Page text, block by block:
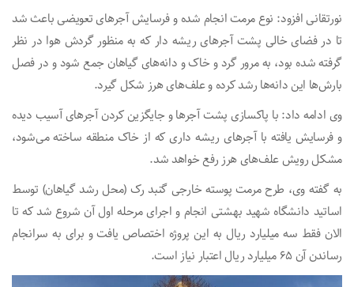
نورتقانی افزود: نوع مرمت انجام شده و فرسایش آجرهای تعویضی باعث شد
تا در فضای خالی پشت آجرهای ریشه دار که به منظور گردش هوا در نظر
گرفته شده بود، به مرور گرد و خاک و دانه‌های گیاهان جمع شود و در فصل
بارش‌ها این دانه‌ها رشد کرده و علف‌های هرز شکل گیرد.
وی ادامه داد: با پاکسازی پشت آجرها و جایگزین کردن آجرهای آسیب دیده
و فرسایش یافته با آجرهای ریشه داری که از خاک منطقه ساخته می‌شود،
مشکل رویش علف‌های هرز رفع خواهد شد.
به گفته وی، طرح مرمت پوسته خارجی گنبد رک (محل رشد گیاهان) توسط
اساتید دانشگاه شهید بهشتی انجام و اجرای مرحله اول آن شروع شد که تا
الان فقط سه میلیارد ریال به این پروژه اختصاص یافت و برای به سرانجام
رساندن آن ۶۵ میلیارد ریال اعتبار نیاز است.